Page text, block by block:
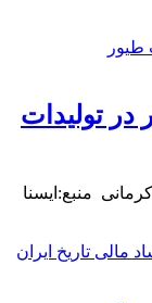
در تولیدات
منبع:ایسنا